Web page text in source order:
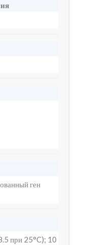
ген
при 25°C); 10